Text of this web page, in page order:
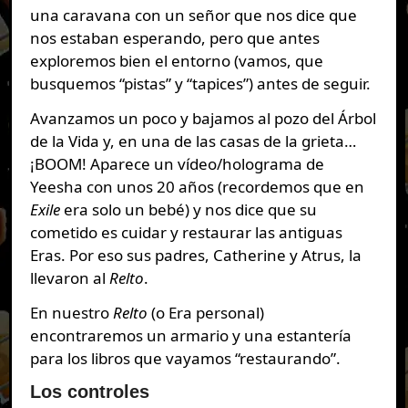
una caravana con un señor que nos dice que
nos estaban esperando, pero que antes
exploremos bien el entorno (vamos, que
busquemos “pistas” y “tapices”) antes de seguir.
Avanzamos un poco y bajamos al pozo del Árbol
de la Vida y, en una de las casas de la grieta…
¡BOOM! Aparece un vídeo/holograma de
Yeesha con unos 20 años (recordemos que en
Exileera solo un bebé) y nos dice que su
cometido es cuidar y restaurar las antiguas
Eras. Por eso sus padres, Catherine y Atrus, la
llevaron al Relto.
En nuestroRelto (o Era personal)
encontraremos un armario y una estantería
para los libros que vayamos “restaurando”.
Los controles